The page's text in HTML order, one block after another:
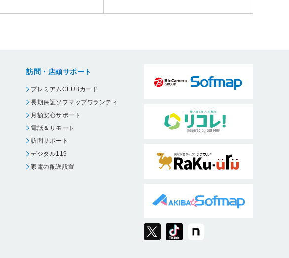
訪問・店頭サポート
プレミアムCLUBカード
長期保証ソフマップワランティ
月額安心サポート
電話＆リモート
訪問サポート
デジタル119
家電の配送設置